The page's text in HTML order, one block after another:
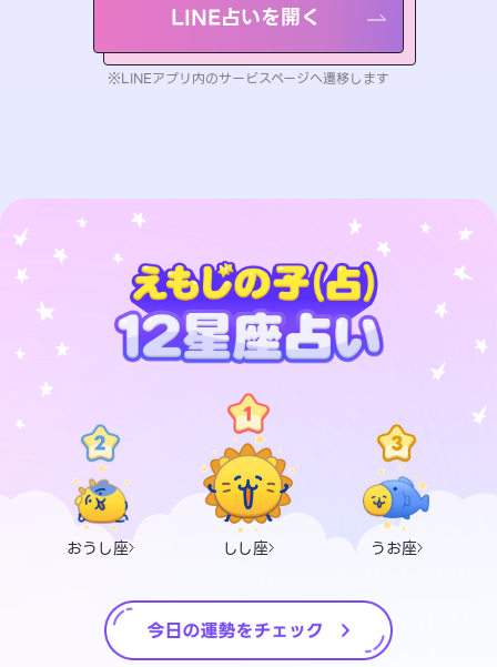
LINE占いを開く
※LINEアプリ内のサービスページへ遷移します
おうし座 しし座 うお座